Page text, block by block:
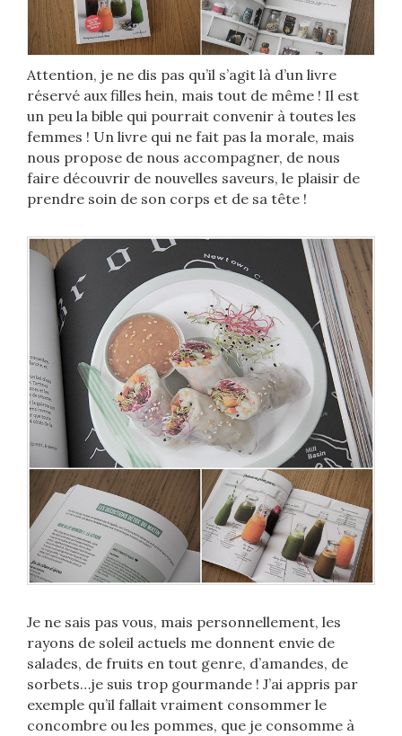
Attention, je ne dis pas qu’il s’agit là d’un livre
réservé aux filles hein, mais tout de même ! Il est
un peu la bible qui pourrait convenir à toutes les
femmes ! Un livre qui ne fait pas la morale, mais
nous propose de nous accompagner, de nous
faire découvrir de nouvelles saveurs, le plaisir de
prendre soin de son corps et de sa tête !
Je ne sais pas vous, mais personnellement, les
rayons de soleil actuels me donnent envie de
salades, de fruits en tout genre, d’amandes, de
sorbets…je suis trop gourmande ! J’ai appris par
exemple qu’il fallait vraiment consommer le
concombre ou les pommes, que je consomme à